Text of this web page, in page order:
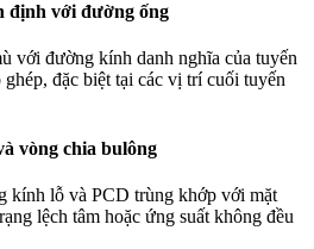
định với đường ống
với đường kính danh nghĩa của tuyến
đặc biệt tại các vị trí cuối tuyến
vòng chia bulông
kính lỗ và PCD trùng khớp với mặt
lệch tâm hoặc ứng suất không đều